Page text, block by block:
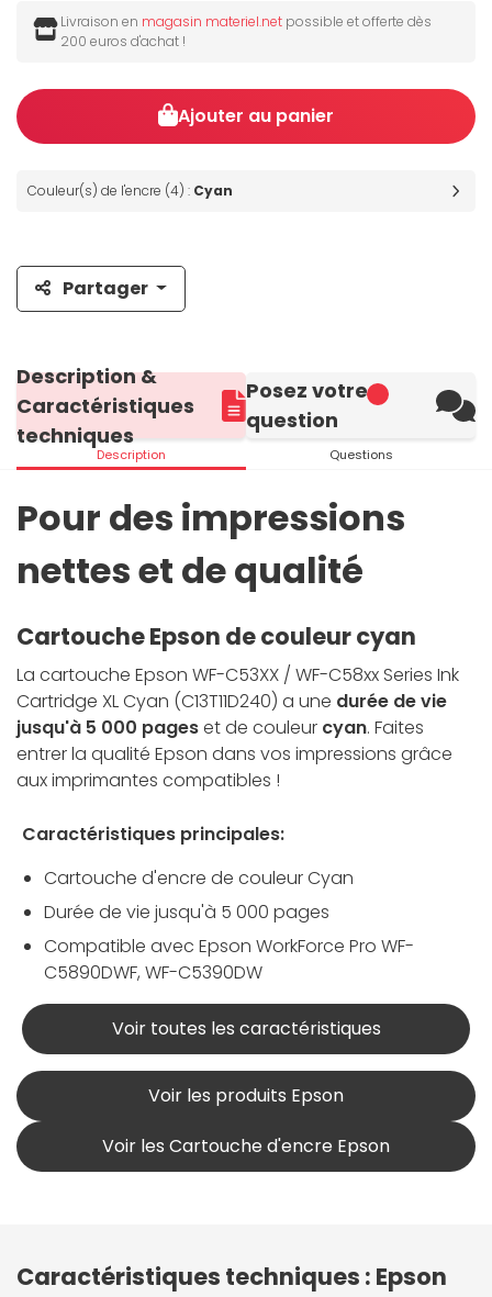
Livraison en magasin materiel.net possible et offerte dès
200 euros d'achat !
Ajouter au panier
Couleur(s) de l'encre (4) : Cyan
Partager
Description &
Caractéristiques
techniques
Description
Posez votre
question
Questions
Pour des impressions
nettes et de qualité
Cartouche Epson de couleur cyan
La cartouche Epson WF-C53XX / WF-C58xx Series Ink
Cartridge XL Cyan (C13T11D240) a une durée de vie
jusqu'à 5 000 pageset de couleur cyan. Faites
entrer la qualité Epson dans vos impressions grâce
aux imprimantes compatibles !
Caractéristiques principales:
Cartouche d'encre de couleur Cyan
Durée de vie jusqu'à 5 000 pages
Compatible avec Epson WorkForce Pro WF-
C5890DWF, WF-C5390DW
Voir toutes les caractéristiques
Voir les produits Epson
Voir les Cartouche d'encre Epson
Caractéristiques techniques : Epson